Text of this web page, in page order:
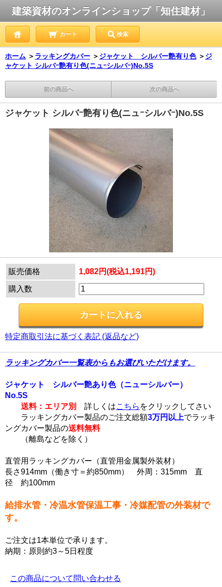
建築資材のオンラインショップ「知住建材」
カート 検索
ホーム ＞ ラッキングカバー ＞ ジャケット シルバー艶有り色 ＞ ジ
ャケット シルバｰ艶有り色(ニュｰシルバｰ)No.5S
前の商品へ 次の商品へ
ジャケット シルバｰ艶有り色(ニュｰシルバｰ)No.5S
販売価格 1,082円(税込1,191円)
購入数
特定商取引法に基づく表記 (返品など)
ラッキングカバー一覧表からもお選びいただけます。
ジャケット シルバー艶あり色（ニューシルバー）
No.5S
送料：エリア別
詳しくはこちら をクリックしてさい
ラッキングカバー製品のご注文総額3万円以上でラッキ
ングカバー製品の送料無料
（離島などを除く）
直管用ラッキングカバー（直管用金属製外装材）
長さ914mm（働き寸＝約850mm） 外周：315mm 直
径 約100mm
給排水管・冷温水管保温工事・冷媒配管の外装材で
す。
ご注文は1本単位で承ります。
納期：原則約3～5日程度
この商品について問い合わせる